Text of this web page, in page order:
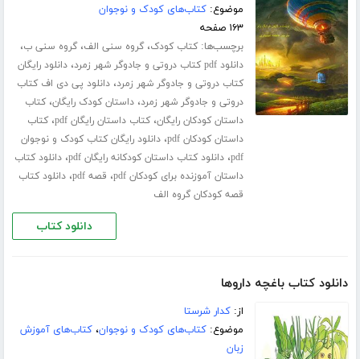
موضوع:کتاب‌های کودک و نوجوان
۱۶۳ صفحه
برچسب‌ها:کتاب کودک،گروه سنی الف،گروه سنی ب،
دانلود pdf کتاب دروتی و جادوگر شهر زمرد ،دانلود رایگان
کتاب دروتی و جادوگر شهر زمرد،دانلود پی دی اف کتاب
دروتی و جادوگر شهر زمرد،داستان کودک رایگان،کتاب
داستان کودکان رایگان،کتاب داستان رایگان pdf ،کتاب
داستان کودکان pdf
،دانلود رایگان کتاب کودک و نوجوان
pdf،دانلود کتاب داستان کودکانه رایگان pdf ،دانلود کتاب
داستان آموزنده برای کودکان pdf
، قصه pdf ،دانلود کتاب
قصه کودکان گروه الف
دانلود کتاب
دانلود کتاب باغچه داروها
از:کدار شرستا
موضوع:کتاب‌های کودک و نوجوان،کتاب‌های آموزش
زبان